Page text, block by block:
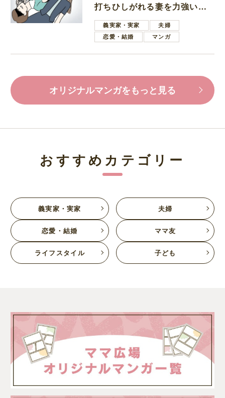
打ちひしがれる妻を力強い言
葉で励ます夫
義実家・実家
夫婦
恋愛・結婚
マンガ
オリジナルマンガをもっと見る
おすすめカテゴリー
義実家・実家 夫婦
恋愛・結婚 ママ友
ライフスタイル 子ども